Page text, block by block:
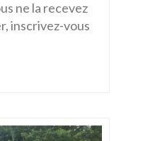
ne la recevez
inscrivez-vous